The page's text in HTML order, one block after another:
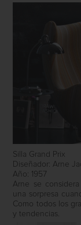
Silla Grand Prix
Diseñador: Arne
Año: 1957
Arne se
una sorpresa
Como todos los
y tendencias.